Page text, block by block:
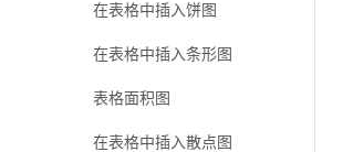
在表格中插入饼图
在表格中插入条形图
表格面积图
在表格中插入散点图